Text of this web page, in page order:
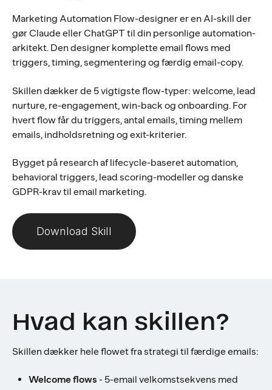
Marketing Automation Flow-designer er en AI-skill der
gør Claude eller ChatGPT til din personlige automation-
arkitekt. Den designer komplette email flows med
triggers, timing, segmentering og færdig email-copy.
Skillen dækker de 5 vigtigste flow-typer: welcome, lead
nurture, re-engagement, win-back og onboarding. For
hvert flow får du triggers, antal emails, timing mellem
emails, indholdsretning og exit-kriterier.
Bygget på research af lifecycle-baseret automation,
behavioral triggers, lead scoring-modeller og danske
GDPR-krav til email marketing.
Download Skill
Hvad kan skillen?
Skillen dækker hele flowet fra strategi til færdige emails:
Welcome flows - 5-email velkomstsekvens med